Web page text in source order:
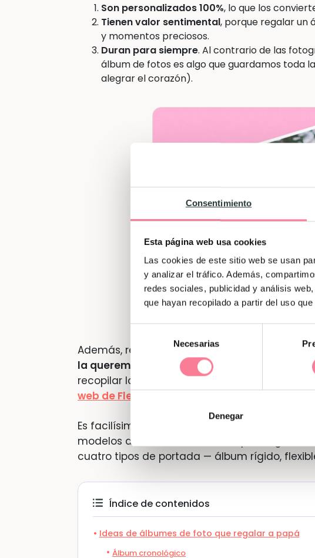
Consentimiento
Esta página web usa cookies
Las cookies de este sitio web se usan
y analizar el tráfico. Además,
redes sociales, publicidad y análisis
que hayan recopilado a partir del uso
consentimiento
Necesarias
Denegar
Son personalizados 100%, lo que los
Tienen valor sentimental, porque regalar un
y momentos preciosos.
Duran para siempre. Al contrario de las
álbum de fotos es algo que guardamos toda
alegrar el corazón).
Además, regalar un álbum fotográfico
la queremos
, puesto que le hemos
recopilar las imágenes, a organizarlas y a
web de Flexilivre
Es facilísimo y no te ocupará apenas tiempo.
modelos de álbumes entre los que elegir,
cuatro tipos de portada — álbum rígido,
Índice de contenidos
Ideas de álbumes de foto que regalar a papá
Álbum cronológico